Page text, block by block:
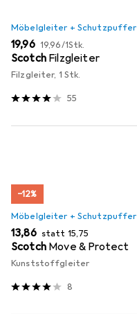
Möbelgleiter + Schutzpuffer
EUR
19,96 EUR
19,96/1Stk.
Scotch Filzgleiter
Filzgleiter, 1 Stk.
55
−12%
Möbelgleiter + Schutzpuffer
EUR
13,86 statt EUR
15,75
Scotch Move & Protect
Kunststoffgleiter
8